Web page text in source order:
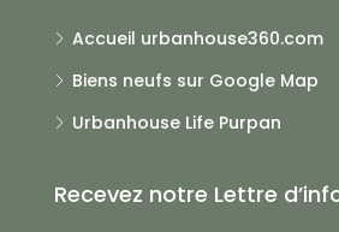
Accueil urbanhouse360.com
Biens neufs sur Google Map
Urbanhouse Life Purpan
Recevez notre Lettre